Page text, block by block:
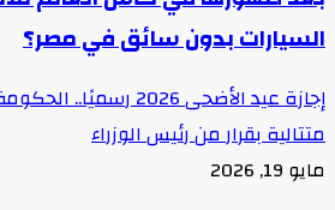
السيارات بدون سائق في مصر؟
متتالية بقرار من رئيس الوزراء
مايو 19, 2026